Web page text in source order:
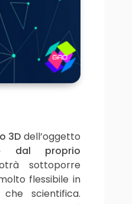
3D dell’oggetto
dal proprio
sottoporre
flessibile in
scientifica.